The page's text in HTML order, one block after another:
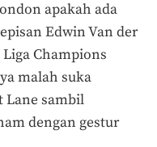
apakah ada
Edwin Van der
Champions
malah suka
Lane sambil
dengan gestur